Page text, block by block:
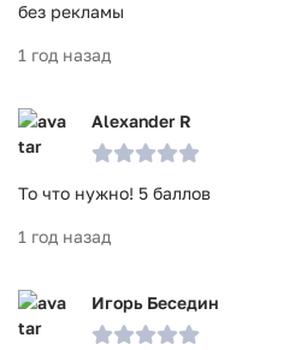
без рекламы
1 год назад
Alexander R
То что нужно! 5 баллов
1 год назад
Игорь Беседин